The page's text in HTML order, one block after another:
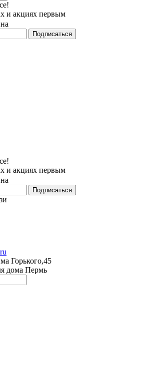
и акциях первым
и акциях первым
Горького,45
дома Пермь